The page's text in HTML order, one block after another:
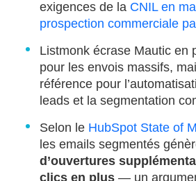
exigences de la CNIL en
prospection commerciale
Listmonk écrase Mautic en
pour les envois massifs,
référence pour
leads et la segmentation
Selon le HubSpot State of
les emails segmentés
d’ouvertures
clics en plus — un